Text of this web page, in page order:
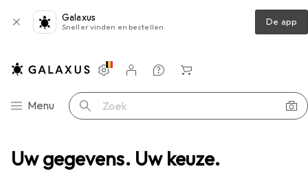
Uw gegevens. Uw keuze.
Galaxus
Sneller vinden en bestellen De app
Categorie navigatie
Menu Zoek op
Instellingen
Klantenaccount
Produktvergelijking
Verlanglijstje
Winkelmandje
Fietszadel PRO Bike Gear Turnix CrMo